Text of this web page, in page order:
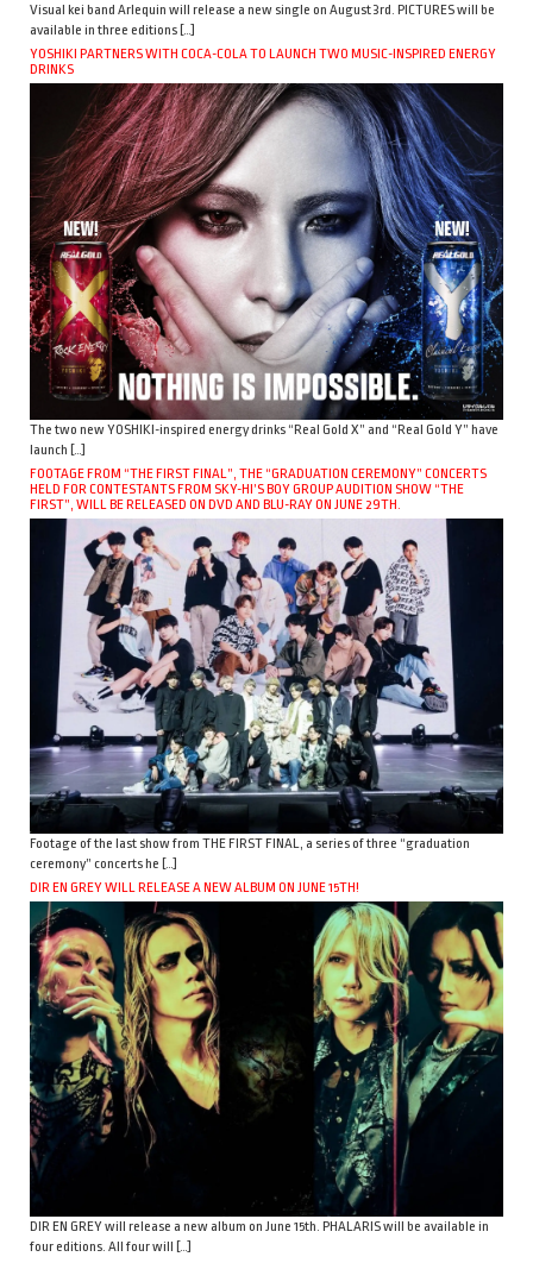
Visual kei band Arlequin will release a new single on August 3rd. PICTURES will be
available in three editions […]
YOSHIKI PARTNERS WITH COCA-COLA TO LAUNCH TWO MUSIC-INSPIRED ENERGY
DRINKS
The two new YOSHIKI-inspired energy drinks “Real Gold X” and “Real Gold Y” have
launch […]
FOOTAGE FROM “THE FIRST FINAL”, THE “GRADUATION CEREMONY” CONCERTS
HELD FOR CONTESTANTS FROM SKY-HI’S BOY GROUP AUDITION SHOW “THE
FIRST”, WILL BE RELEASED ON DVD AND BLU-RAY ON JUNE 29TH.
Footage of the last show from THE FIRST FINAL, a series of three “graduation
ceremony” concerts he […]
DIR EN GREY WILL RELEASE A NEW ALBUM ON JUNE 15TH!
DIR EN GREY will release a new album on June 15th. PHALARIS will be available in
four editions. All four will […]